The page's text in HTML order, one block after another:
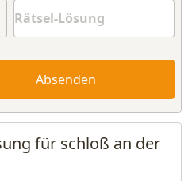
Absenden
für schloß an der